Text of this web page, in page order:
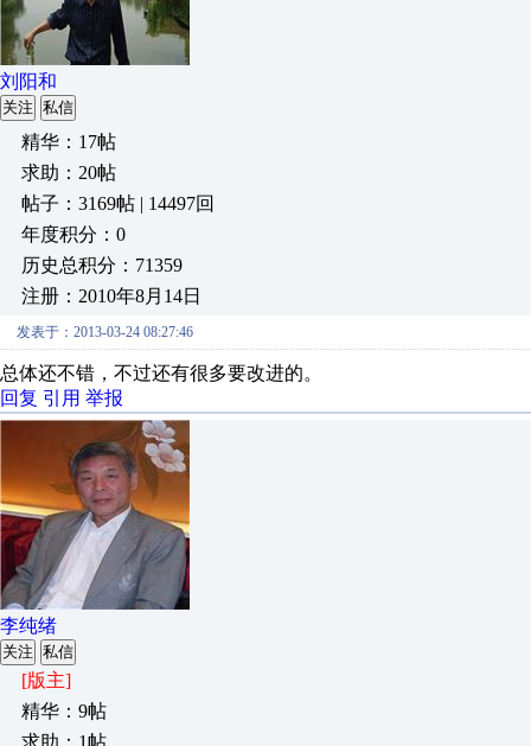
刘阳和
关注 私信
精华：17帖
求助：20帖
帖子：3169帖 | 14497回
年度积分：0
历史总积分：71359
注册：2010年8月14日
发表于：2013-03-24 08:27:46
总体还不错，不过还有很多要改进的。
回复 引用 举报
李纯绪
关注 私信
[版主]
精华：9帖
求助：1帖